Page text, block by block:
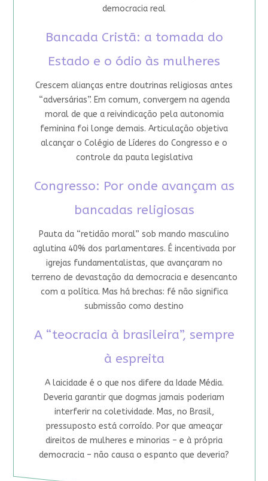
democracia real
Bancada Cristã: a tomada do
Estado e o ódio às mulheres
Crescem alianças entre doutrinas religiosas antes
“adversárias”. Em comum, convergem na agenda
moral de que a reivindicação pela autonomia
feminina foi longe demais. Articulação objetiva
alcançar o Colégio de Líderes do Congresso e o
controle da pauta legislativa
Congresso: Por onde avançam as
bancadas religiosas
Pauta da “retidão moral” sob mando masculino
aglutina 40% dos parlamentares. É incentivada por
igrejas fundamentalistas, que avançaram no
terreno de devastação da democracia e desencanto
com a política. Mas há brechas: fé não significa
submissão como destino
A “teocracia à brasileira”, sempre
à espreita
A laicidade é o que nos difere da Idade Média.
Deveria garantir que dogmas jamais poderiam
interferir na coletividade. Mas, no Brasil,
pressuposto está corroído. Por que ameaçar
direitos de mulheres e minorias – e à própria
democracia – não causa o espanto que deveria?